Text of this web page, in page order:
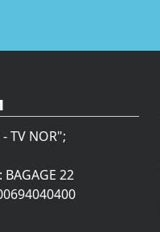
TV NOR";
22